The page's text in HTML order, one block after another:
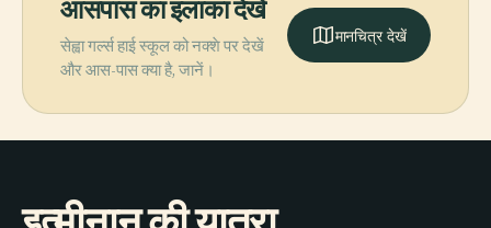
आसपास का इलाका देखें
सेह्वा गर्ल्स हाई स्कूल को नक्शे पर देखें
और आस-पास क्या है, जानें।
मानचित्र देखें